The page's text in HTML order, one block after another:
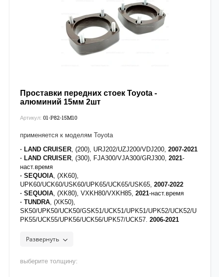
Проставки передних стоек Toyota -
алюминий 15мм 2шт
Артикул: 01-P82-15М10
применяется к моделям Toyota
· LAND CRUISER , (200), URJ202/UZJ200/VDJ200, 2007-2021
· LAND CRUISER , (300), FJA300/VJA300/GRJ300, 2021-
наст.время
· SEQUOIA , (XK60),
UPK60/UCK60/USK60/UPK65/UCK65/USK65, 2007-2022
· SEQUOIA , (XK80), VXKH80/VXKH85, 2021-наст.время
· TUNDRA , (XK50),
SK50/UPK50/UCK50/GSK51/UCK51/UPK51/UPK52/UCK52/U
PK55/UCK55/UPK56/UCK56/UPK57/UCK57, 2006-2021
(XK70),VXKA70/VXKA71/VXKA72/VXKA75/VXKA76/VXKA77/
[на проставки нанесено полимерное покрытие для
Развернуть
выберите толщину: